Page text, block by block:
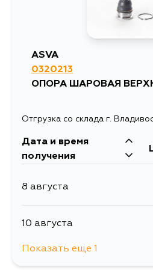
ASVA
0320213
ОПОРА ШАРОВАЯ
Отгрузка со склада г.
Дата и время
получения
8 августа
10 августа
Показать еще 1